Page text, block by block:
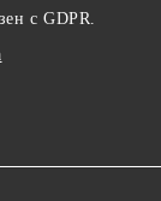
с GDPR.